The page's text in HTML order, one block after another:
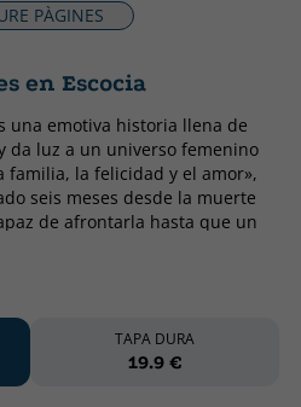
PÀGINES
en Escocia
una emotiva historia llena de
da luz a un universo femenino
familia, la felicidad y el amor»,
seis meses desde la muerte
de afrontarla hasta que un
en mi vida de manera
una herencia que,
atará definitivamente a la de
de que perder mi independencia
esto no implica simplemente
no. Primero he de
TAPA DURA
19.9 €